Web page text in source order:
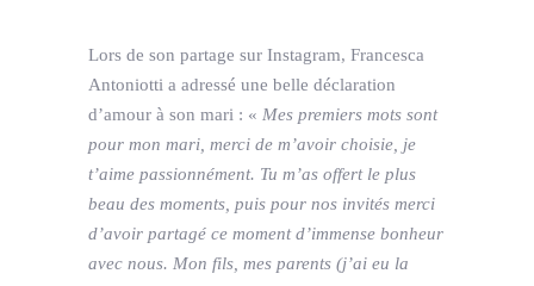
Lors de son partage sur Instagram, Francesca
Antoniotti a adressé une belle déclaration
d’amour à son mari : « Mes premiers mots sont
pour mon mari, merci de m’avoir choisie, je
t’aime passionnément. Tu m’as offert le plus
beau des moments, puis pour nos invités merci
d’avoir partagé ce moment d’immense bonheur
avec nous. Mon fils, mes parents (j’ai eu la